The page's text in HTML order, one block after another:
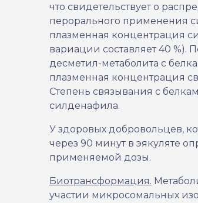
что свидетельствует о
перорального применения
плазменная концентрация
вариации составляет 40 %).
десметил-метаболита с
плазменная концентрация
Степень связывания с
силденафила.
У здоровых добровольцев,
через 90 минут в эякуляте
применяемой дозы.
Биотрансформация.
участии микросомальных